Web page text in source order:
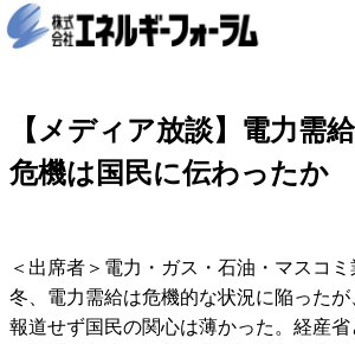
【メディア放談】電力需
危機は国民に伝わったか
＜出席者＞電力・ガス・石油・マスコ
冬、電力需給は危機的な状況に陥ったが
報道せず国民の関心は薄かった。経産